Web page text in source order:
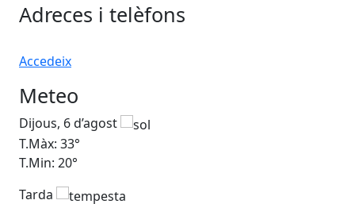
Adreces i telèfons
Accedeix
Meteo
Dijous, 6 d’agost
T.Màx: 33°
T.Min: 20°
Tarda